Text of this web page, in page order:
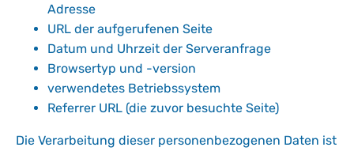
Adresse
URL der aufgerufenen Seite
Datum und Uhrzeit der Serveranfrage
Browsertyp und -version
verwendetes Betriebssystem
Referrer URL (die zuvor besuchte Seite)
Die Verarbeitung dieser personenbezogenen Daten ist